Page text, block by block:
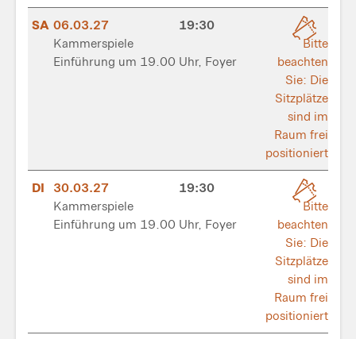
SA 06.03.27
19:30
Kammerspiele
Einführung um 19.00 Uhr, Foyer
Bitte
beachten
Sie: Die
Sitzplätze
sind im
Raum frei
positioniert
DI 30.03.27
19:30
Kammerspiele
Einführung um 19.00 Uhr, Foyer
Bitte
beachten
Sie: Die
Sitzplätze
sind im
Raum frei
positioniert